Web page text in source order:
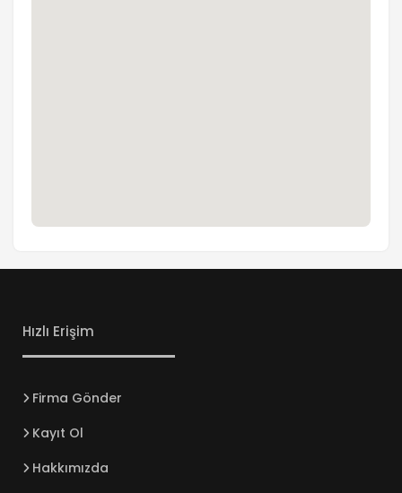
Hızlı Erişim
Firma Gönder
Kayıt Ol
Hakkımızda